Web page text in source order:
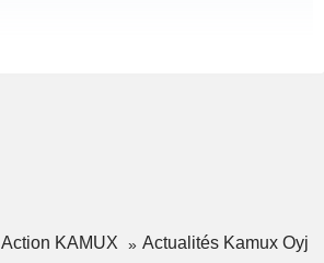
Action KAMUX Actualités Kamux Oyj